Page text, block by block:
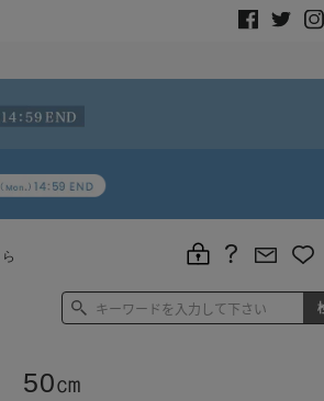
50㎝